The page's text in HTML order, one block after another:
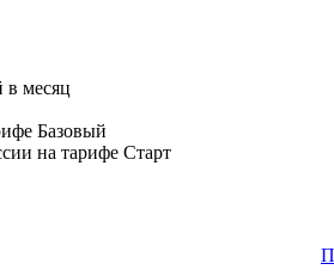
в месяц
Базовый
на тарифе Старт